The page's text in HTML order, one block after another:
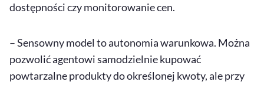
dostępności czy monitorowanie cen.
– Sensowny model to autonomia warunkowa. Można
pozwolić agentowi samodzielnie kupować
powtarzalne produkty do określonej kwoty, ale przy